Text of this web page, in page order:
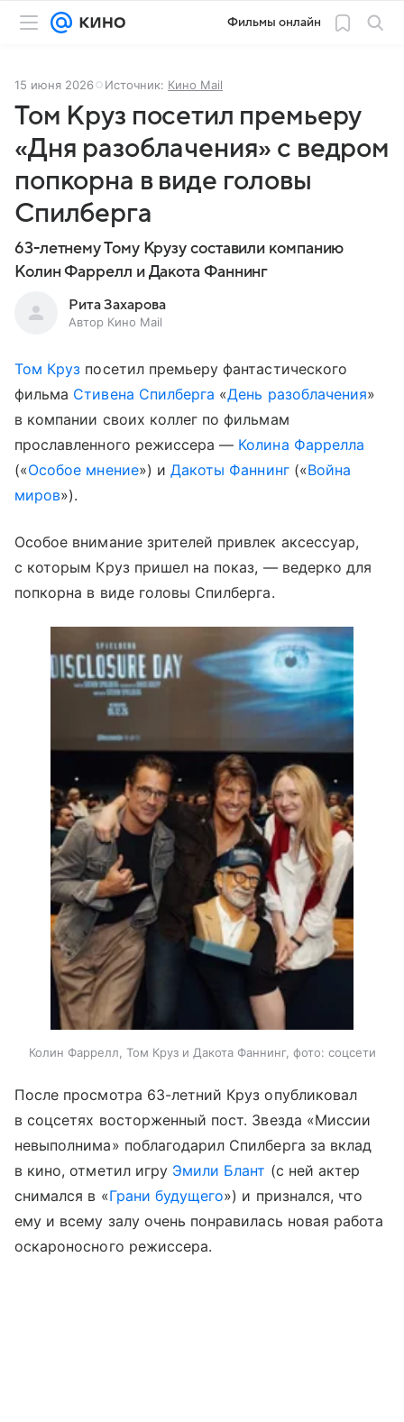
Фильмы онлайн
15 июня 2026 Источник: Кино Mail
Том Круз посетил премьеру
«Дня разоблачения» с ведром
попкорна в виде головы
Спилберга
63-летнему Тому Крузу составили компанию
Колин Фаррелл и Дакота Фаннинг
Рита Захарова
Автор Кино Mail
Том Круз посетил премьеру фантастического
фильма Стивена Спилберга «День разоблачения»
в компании своих коллег по фильмам
прославленного режиссера — Колина Фаррелла
(«Особое мнение») и Дакоты Фаннинг(«Война
миров»).
Особое внимание зрителей привлек аксессуар,
с которым Круз пришел на показ, — ведерко для
попкорна в виде головы Спилберга.
Колин Фаррелл, Том Круз и Дакота Фаннинг, фото: соцсети
После просмотра 63-летний Круз опубликовал
в соцсетях восторженный пост. Звезда «Миссии
невыполнима» поблагодарил Спилберга за вклад
в кино, отметил игру Эмили Блант (с ней актер
снимался в «Грани будущего») и признался, что
ему и всему залу очень понравилась новая работа
оскароносного режиссера.